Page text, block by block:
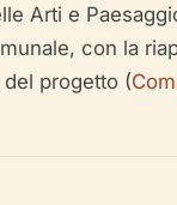
Arti e
con la
progetto (